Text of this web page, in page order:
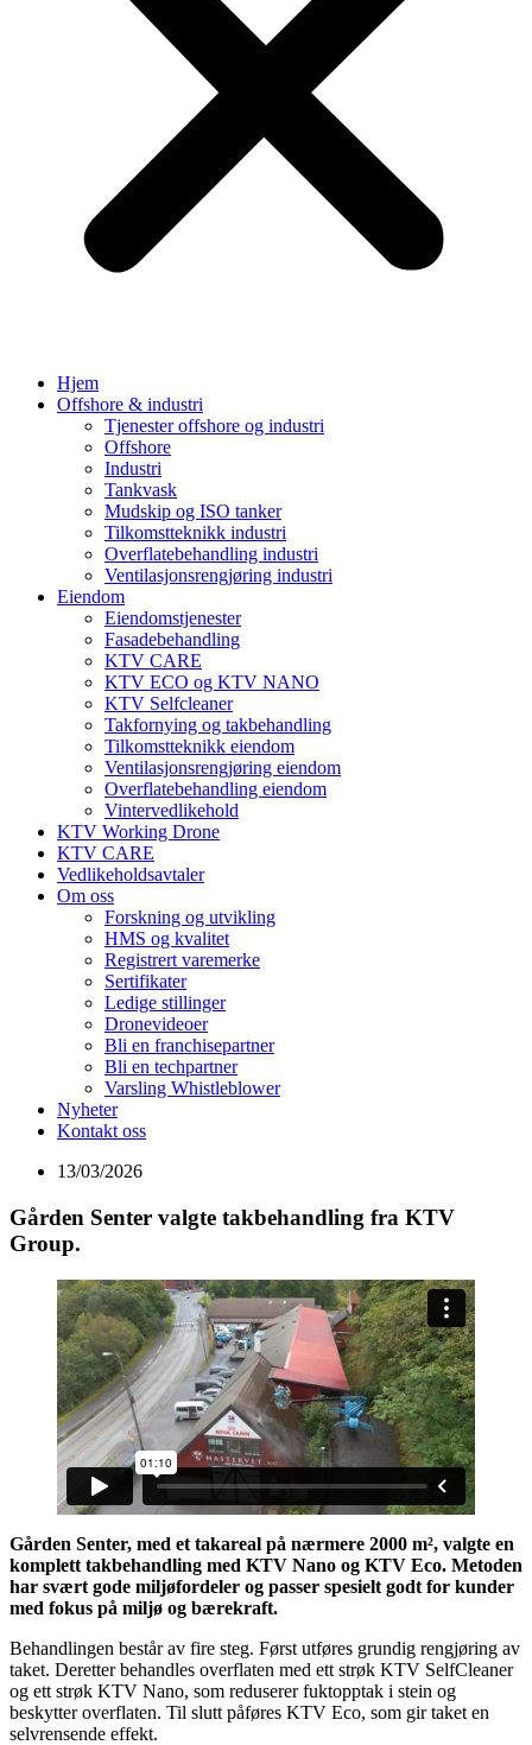
Hjem
Offshore & industri
Tjenester offshore og industri
Offshore
Industri
Tankvask
Mudskip og ISO tanker
Tilkomstteknikk industri
Overflatebehandling industri
Ventilasjonsrengjøring industri
Eiendom
Eiendomstjenester
Fasadebehandling
KTV CARE
KTV ECO og KTV NANO
KTV Selfcleaner
Takfornying og takbehandling
Tilkomstteknikk eiendom
Ventilasjonsrengjøring eiendom
Overflatebehandling eiendom
Vintervedlikehold
KTV Working Drone
KTV CARE
Vedlikeholdsavtaler
Om oss
Forskning og utvikling
HMS og kvalitet
Registrert varemerke
Sertifikater
Ledige stillinger
Dronevideoer
Bli en franchisepartner
Bli en techpartner
Varsling Whistleblower
Nyheter
Kontakt oss
13/03/2026
Gården Senter valgte takbehandling fra KTV
Group.
Gården Senter, med et takareal på nærmere 2000 m², valgte en
komplett takbehandling med KTV Nano og KTV Eco. Metoden
har svært gode miljøfordeler og passer spesielt godt for kunder
med fokus på miljø og bærekraft.
Behandlingen består av fire steg. Først utføres grundig rengjøring av
taket. Deretter behandles overflaten med ett strøk KTV SelfCleaner
og ett strøk KTV Nano, som reduserer fuktopptak i stein og
beskytter overflaten. Til slutt påføres KTV Eco, som gir taket en
selvrensende effekt.